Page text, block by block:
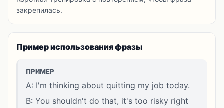
закрепилась.
Пример использования фразы
ПРИМЕР
A: I'm thinking about quitting my job today.
B: You shouldn't do that, it's too risky right